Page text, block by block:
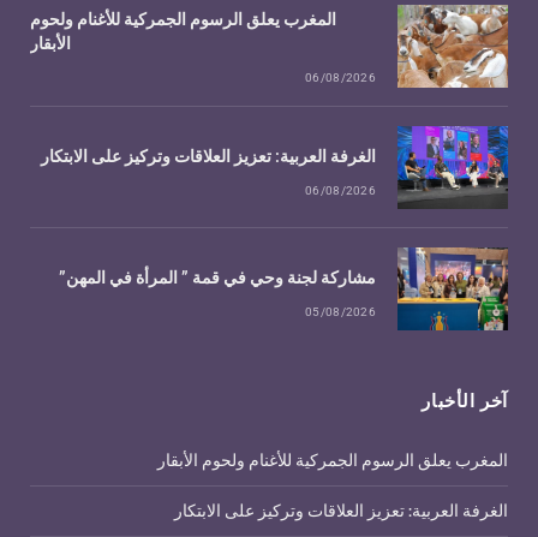
آخر الأخبار
المغرب يعلق الرسوم الجمركية للأغنام ولحوم الأبقار
الغرفة العربية: تعزيز العلاقات وتركيز على الابتكار
المغرب يعلق الرسوم الجمركية للأغنام ولحوم
الأبقار
06/08/2026
الغرفة العربية: تعزيز العلاقات وتركيز على الابتكار
06/08/2026
مشاركة لجنة وحي في قمة ” المرأة في المهن”
05/08/2026